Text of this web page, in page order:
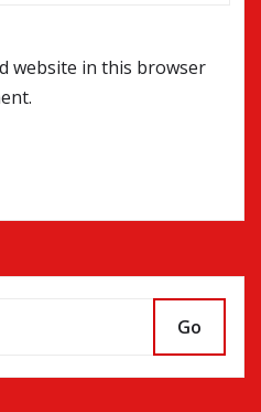
website in this browser
Go